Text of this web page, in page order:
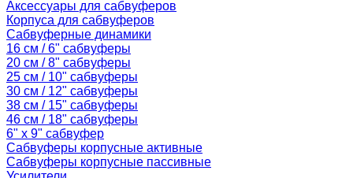
Аксессуары для сабвуферов
Корпуса для сабвуферов
Сабвуферные динамики
16 см / 6" сабвуферы
20 см / 8" сабвуферы
25 см / 10" сабвуферы
30 см / 12" сабвуферы
38 см / 15" сабвуферы
46 см / 18" сабвуферы
6" x 9" сабвуфер
Сабвуферы корпусные активные
Сабвуферы корпусные пассивные